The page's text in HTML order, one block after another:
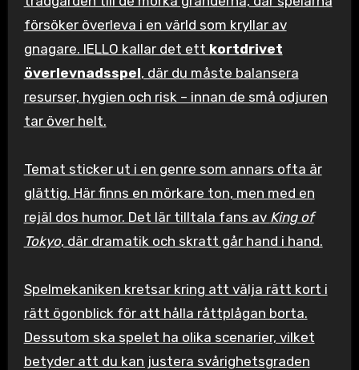
försöker överleva i en värld som kryllar av
gnagare. IELLO kallar det ett kortdrivet
överlevnadsspel, där du måste balansera
resurser, hygien och risk – innan de små odjuren
tar över helt.
Temat sticker ut i en genre som annars ofta är
glättig. Här finns en mörkare ton, men med en
rejäl dos humor. Det lär tilltala fans av King of
Tokyo, där dramatik och skratt går hand i hand.
Spelmekaniken kretsar kring att välja rätt kort i
rätt ögonblick för att hålla råttplågan borta.
Dessutom ska spelet ha olika scenarier, vilket
betyder att du kan justera svårighetsgraden